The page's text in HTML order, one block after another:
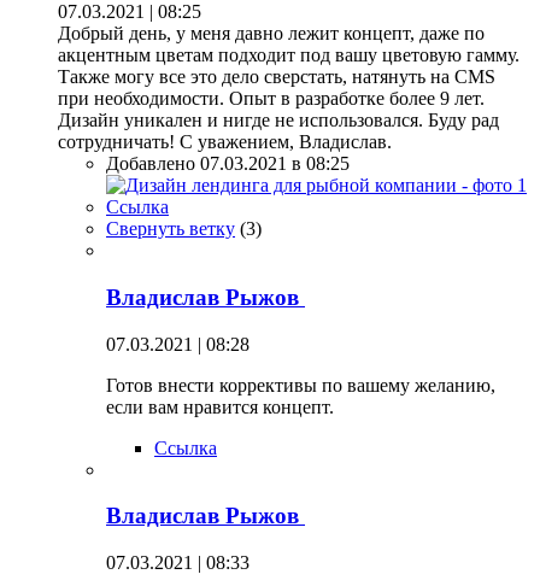
07.03.2021 | 08:25
Добрый день, у меня давно лежит концепт, даже по
акцентным цветам подходит под вашу цветовую гамму.
Также могу все это дело сверстать, натянуть на CMS
при необходимости. Опыт в разработке более 9 лет.
Дизайн уникален и нигде не использовался. Буду рад
сотрудничать! С уважением, Владислав.
Добавлено 07.03.2021 в 08:25
Ссылка
Свернуть ветку (3)
Владислав Рыжов
07.03.2021 | 08:28
Готов внести коррективы по вашему желанию,
если вам нравится концепт.
Ссылка
Владислав Рыжов
07.03.2021 | 08:33